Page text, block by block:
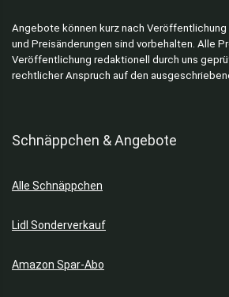
Angebote können kurz nach
und Preisänderungen sind vorbehalten. Alle
Veröffentlichung redaktionell durch uns
rechtlicher Anspruch auf den
Schnäppchen & Angebote
Alle Schnäppchen
Lidl Sonderverkauf
Amazon Spar-Abo